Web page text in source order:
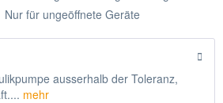
Nur für ungeöffnete Geräte
ausserhalb der Toleranz,
mehr